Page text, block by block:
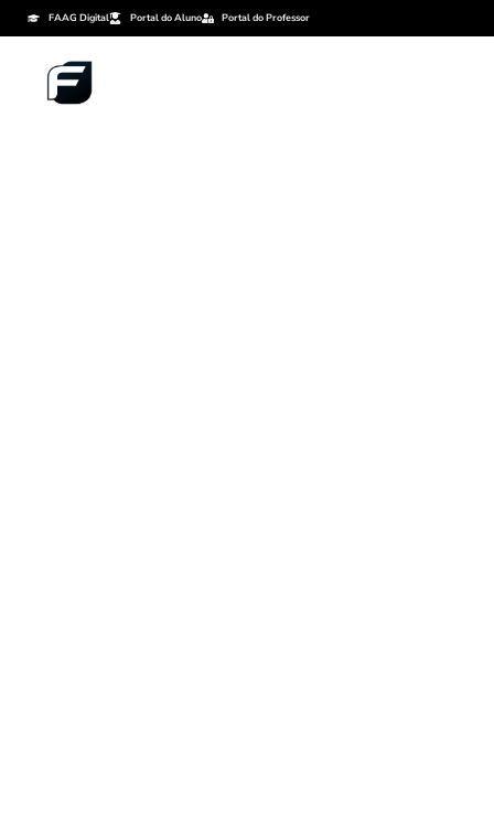
FAAG Digital Portal do Aluno Portal do Professor